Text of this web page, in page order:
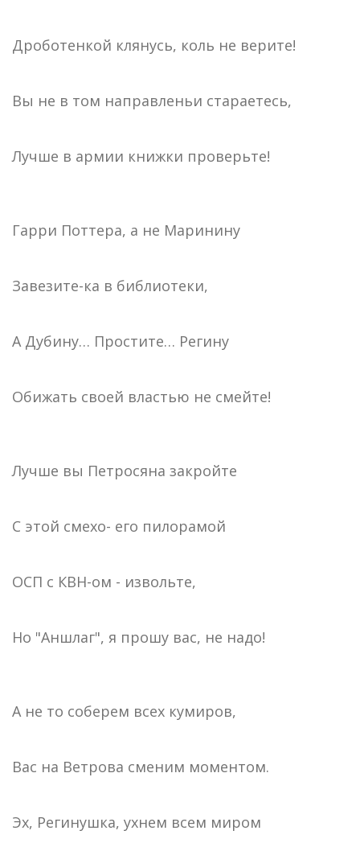
Дроботенкой клянусь, коль не верите!
Вы не в том направленьи стараетесь,
Лучше в армии книжки проверьте!
Гарри Поттера, а не Маринину
Завезите-ка в библиотеки,
А Дубину… Простите… Регину
Обижать своей властью не смейте!
Лучше вы Петросяна закройте
С этой смехо- его пилорамой
ОСП с КВН-ом - извольте,
Но "Аншлаг", я прошу вас, не надо!
А не то соберем всех кумиров,
Вас на Ветрова сменим моментом.
Эх, Регинушка, ухнем всем миром